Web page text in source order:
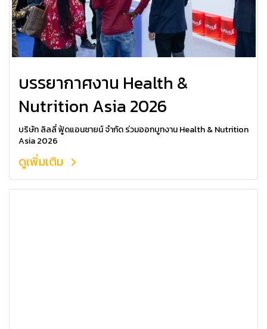
บรรยากาศงาน Health &
Nutrition Asia 2026
บริษัท ลิลลี่ ฟู้ดแอนซายน์ จำกัด ร่วมออกบูทงาน Health & Nutrition
Asia 2026
ดูเพิ่มเติม